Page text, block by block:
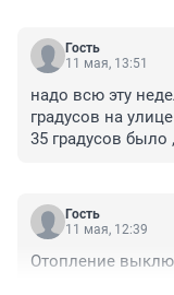
Гость
11 мая, 13:51
надо всю эту
градусов на
35 градусов было
Гость
11 мая, 12:39
Отопление